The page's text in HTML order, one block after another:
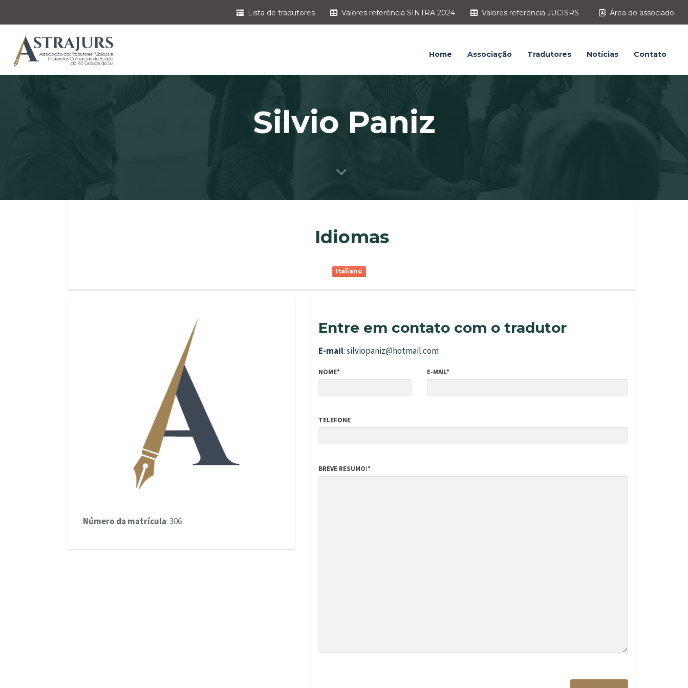
Lista de tradutores Valores referência SINTRA 2024 Valores referência JUCISRS Área do associado
Home Associação Tradutores Notícias Contato
Silvio Paniz
Idiomas
Italiano
Número da matrícula: 306
Entre em contato com o tradutor
E-mail: silviopaniz@hotmail.com
NOME* E-MAIL*
TELEFONE
BREVE RESUMO:*